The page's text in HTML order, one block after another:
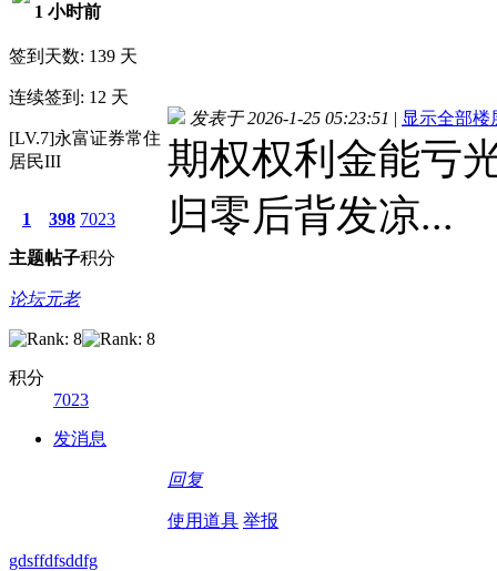
1 小时前
签到天数: 139 天
连续签到: 12 天
[LV.7]永富证券常住
居民III
1
主题
398
帖子
7023
积分
论坛元老
积分
7023
发消息
发表于 2026-1-25 05:23:51 | 显示全部楼
期权权利金能亏
归零后背发凉...
回复
使用道具 举报
gdsffdfsddfg